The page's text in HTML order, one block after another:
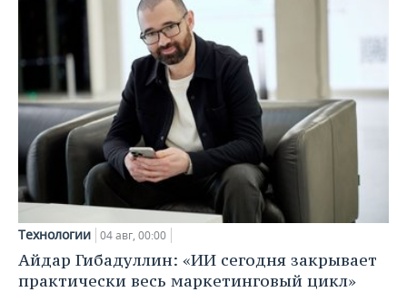
Технологии 04 авг, 00:00
Айдар Гибадуллин: «ИИ сегодня закрывает
практически весь маркетинговый цикл»